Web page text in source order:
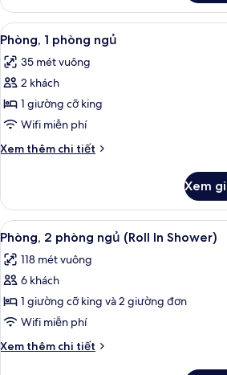
Phòng,
phòng
Xem
tất
cả
ảnh
Phòng,
1
phòng
ngủ
Bộ đồ
6
Phòng, 1 phòng ngủ
35 mét vuông
2 khách
1 giường cỡ king
Wifi miễn phí
Xem thêm chi tiết
Chi
Phòng,
phòng
Xem
Xem
tất
cả
ảnh
Phòng,
2
phòng
ngủ
8
Phòng, 2 phòng ngủ (Roll In Shower)
118 mét vuông
6 khách
1 giường cỡ king và 2 giường đơn
Wifi miễn phí
Xem thêm chi tiết
Chi